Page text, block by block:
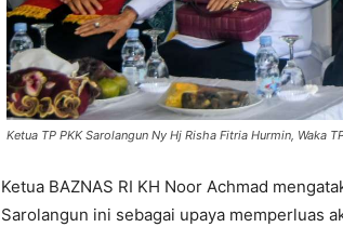
Ketua TP PKK Sarolangun Ny Hj Risha Fitria Hurmin, Waka
Ketua BAZNAS RI KH Noor Achmad
Sarolangun ini sebagai upaya memperluas